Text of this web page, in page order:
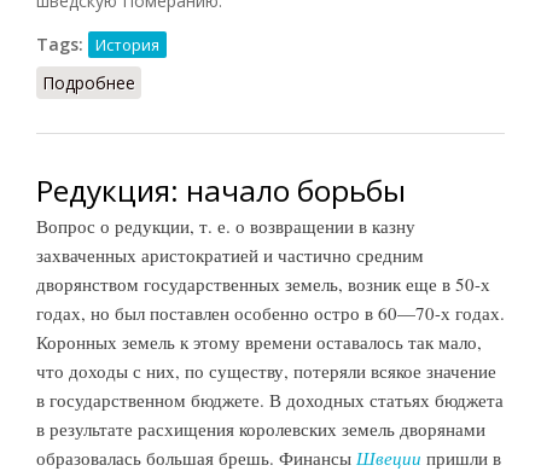
Tags:
История
Подробнее
Редукция: начало борьбы
Вопрос о редукции, т. е. о возвращении в казну
захваченных аристократией и частично средним
дворянством государственных земель, возник еще в 50-х
годах, но был поставлен особенно остро в 60—70-х годах.
Коронных земель к этому времени оставалось так мало,
что доходы с них, по существу, потеряли всякое значение
в государственном бюджете. В доходных статьях бюджета
в результате расхищения королевских земель дворянами
образовалась большая брешь. Финансы Швеции пришли в